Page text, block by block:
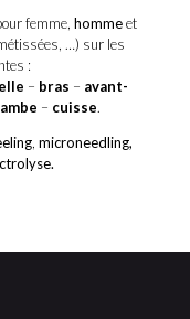
femme, hommeet
métissées, …) sur les
:
– bras – avant-
– cuisse.
, microneedling,